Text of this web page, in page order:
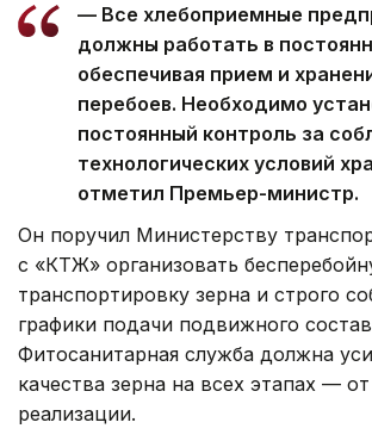
— Все хлебоприемные
должны работать в
обеспечивая прием и
перебоев. Необходимо
постоянный контроль за
технологических условий
отметил Премьер-министр.
Он поручил Министерству
с «КТЖ» организовать
транспортировку зерна и строго
графики подачи подвижного
Фитосанитарная служба должна
качества зерна на всех этапах —
реализации.